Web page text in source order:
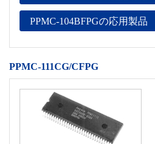
PPMC-104BFPGの応用製品
PPMC-111CG/CFPG